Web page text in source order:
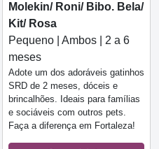
Molekin/ Roni/ Bibo. Bela/
Kit/ Rosa
Pequeno | Ambos | 2 a 6
meses
Adote um dos adoráveis gatinhos
SRD de 2 meses, dóceis e
brincalhões. Ideais para famílias
e sociáveis com outros pets.
Faça a diferença em Fortaleza!